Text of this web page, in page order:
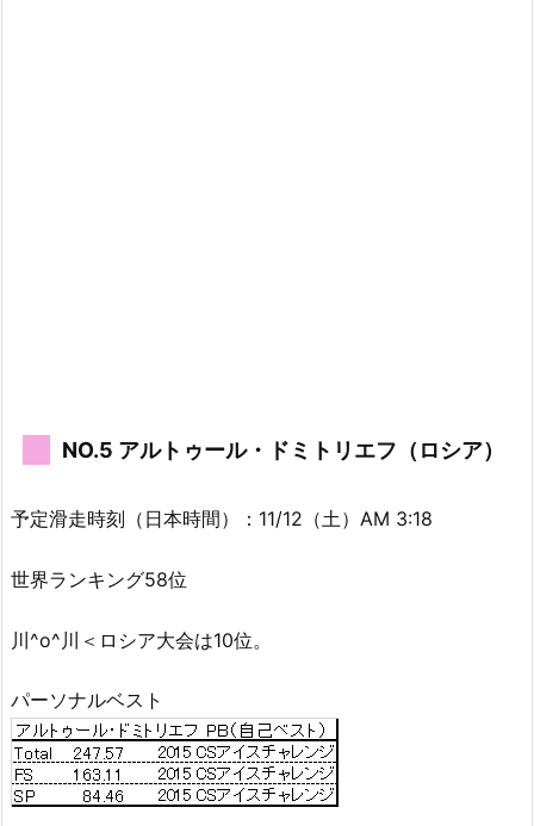
NO.5 アルトゥール・ドミトリエフ（ロシア）
予定滑走時刻（日本時間）：11/12（土）AM 3:18
世界ランキング58位
川^o^川＜ロシア大会は10位。
パーソナルベスト